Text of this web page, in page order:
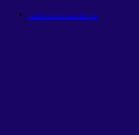
Carteiras Recomendadas